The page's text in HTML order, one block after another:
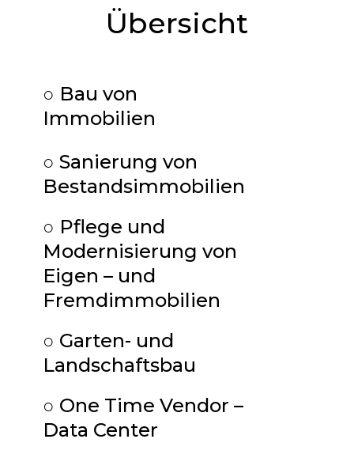
Übersicht
○ Bau von
Immobilien
○ Sanierung von
Bestandsimmobilien
○ Pflege und
Modernisierung von
Eigen – und
Fremdimmobilien
○ Garten- und
Landschaftsbau
○ One Time Vendor –
Data Center